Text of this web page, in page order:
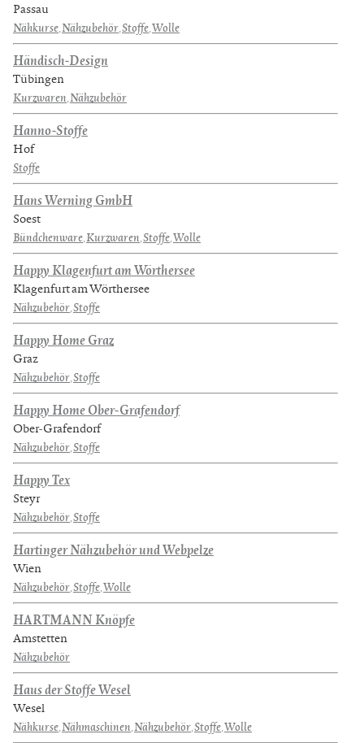
Passau
Nähkurse,Nähzubehör,Stoffe,Wolle
Händisch-Design
Tübingen
Kurzwaren,Nähzubehör
Hanno-Stoffe
Hof
Stoffe
Hans Werning GmbH
Soest
Bündchenware,Kurzwaren,Stoffe,Wolle
Happy Klagenfurt am Wörthersee
Klagenfurt am Wörthersee
Nähzubehör,Stoffe
Happy Home Graz
Graz
Nähzubehör,Stoffe
Happy Home Ober-Grafendorf
Ober-Grafendorf
Nähzubehör,Stoffe
Happy Tex
Steyr
Nähzubehör,Stoffe
Hartinger Nähzubehör und Webpelze
Wien
Nähzubehör,Stoffe,Wolle
HARTMANN Knöpfe
Amstetten
Nähzubehör
Haus der Stoffe Wesel
Wesel
Nähkurse,Nähmaschinen,Nähzubehör,Stoffe,Wolle